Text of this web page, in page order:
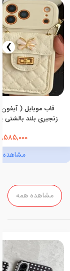
قاب موبایل (
زنجیری بلند بالشتی
1,585,000 تومان
مشاهده
›
مشاهده همه